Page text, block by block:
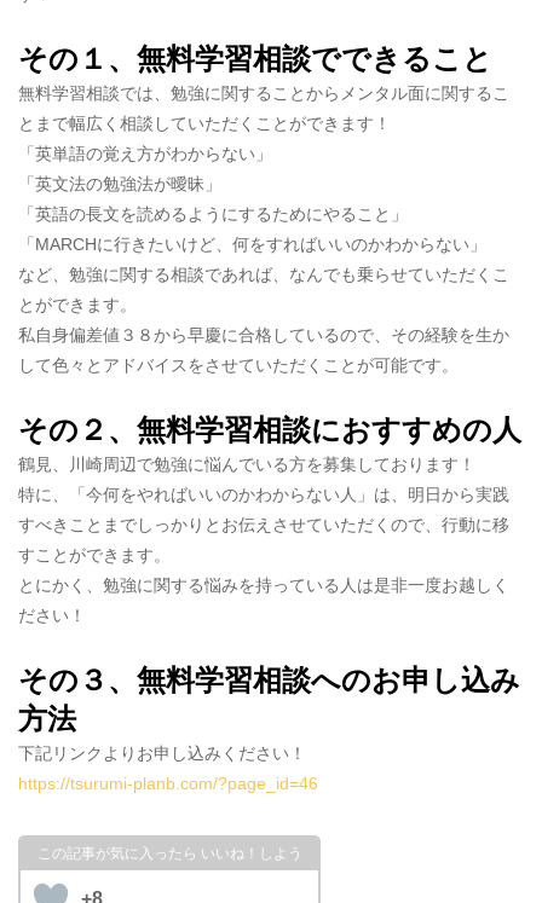
その１、無料学習相談でできること
無料学習相談では、勉強に関することからメンタル面に関するこ
とまで幅広く相談していただくことができます！
「英単語の覚え方がわからない」
「英文法の勉強法が曖昧」
「英語の長文を読めるようにするためにやること」
「MARCHに行きたいけど、何をすればいいのかわからない」
など、勉強に関する相談であれば、なんでも乗らせていただくこ
とができます。
私自身偏差値３８から早慶に合格しているので、その経験を生か
して色々とアドバイスをさせていただくことが可能です。
その２、無料学習相談におすすめの人
鶴見、川崎周辺で勉強に悩んでいる方を募集しております！
特に、「今何をやればいいのかわからない人」は、明日から実践
すべきことまでしっかりとお伝えさせていただくので、行動に移
すことができます。
とにかく、勉強に関する悩みを持っている人は是非一度お越しく
ださい！
その３、無料学習相談へのお申し込み
方法
下記リンクよりお申し込みください！
https://tsurumi-planb.com/?page_id=46
+8